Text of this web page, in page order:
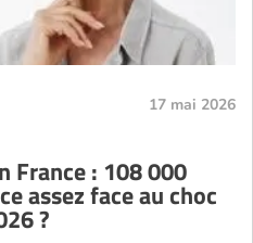
17 mai 2026
France : 108 000
assez face au choc
?